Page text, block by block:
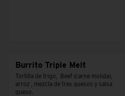
Burrito Triple Melt
Tortilla de trigo,  Beef (carne molida),
arroz , mezcla de tres quesos y salsa
queso.